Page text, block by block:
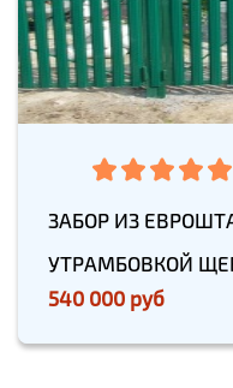
ЗАБОР ИЗ
УТРАМБОВКОЙ
540 000 руб